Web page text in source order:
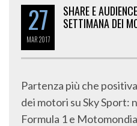
27
MAR2017
SHARE E
SETTIMANA DEI
Partenza più che
dei motori su Sky Sport:
Formula 1 e